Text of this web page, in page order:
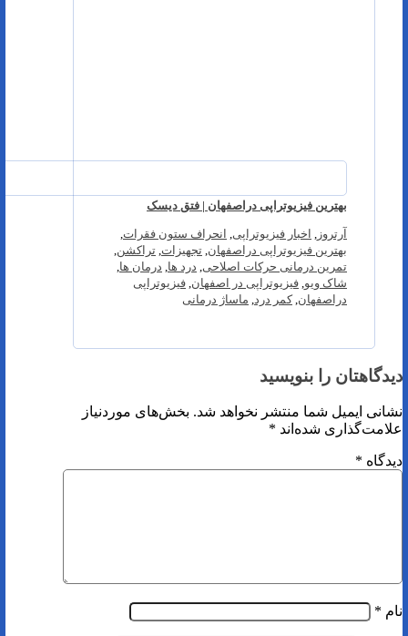
بهترین فیزیوتراپی دراصفهان | فتق دیسک
آرتروز اخبار فیزیوتراپی انحراف ستون فقرات
بهترین فیزیوتراپی دراصفهان تجهیزات تراکشن
تمرین درمانی حرکات اصلاحی درد ها درمان ها
شاک ویو فیزیوتراپی در اصفهان فیزیوتراپی
دراصفهان ,کمر درد ماساژ درمانی
دیدگاهتان را بنویسید
نشانی ایمیل شما منتشر نخواهد شد. بخش‌های موردنیاز
علامت‌گذاری شده‌اند *
دیدگاه *
نام *